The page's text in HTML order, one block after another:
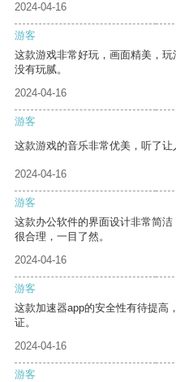
2024-04-16
游客
这款游戏非常好玩，画面精美，
没有玩腻。
2024-04-16
游客
这款游戏的音乐非常优美，听了让
2024-04-16
游客
这款办公软件的界面设计非常简
很合理，一目了然。
2024-04-16
游客
这款加速器app的安全性有待提高
证。
2024-04-16
游客